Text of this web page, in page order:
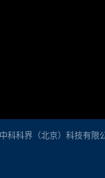
中科科界（北京）科技有限